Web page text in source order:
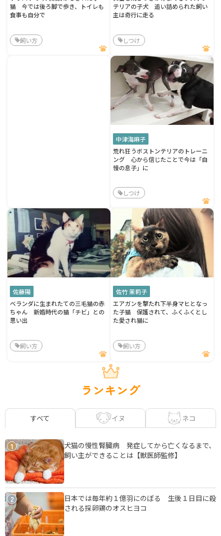
猫 今では後ろ脚で歩き、トイレも
食事も自分で
飼い方
テリアの子犬 追い詰められた飼い
主は奇行に走る
しつけ
中津海麻子
荒れ狂うボストンテリアのトレーニ
ング 心から信じたことで今は「自
慢の息子」に
しつけ
佐藤陽
ベランダに生まれたての三毛猫の赤
ちゃん 新婚時代の猫「チビ」との
思い出
飼い方
佐竹 茉莉子
エアガンを撃たれ下半身マヒとなっ
た子猫 保護されて、ふくふくとし
た愛され猫に
飼い方
ランキング
すべて イヌ ネコ
1
犬猫の慢性腎臓病 発症してから亡くなるまで、
飼い主ができることは【獣医師監修】
2
日本では毎年約１億羽にのぼる 生後１日目に殺
される採卵鶏のオスヒヨコ